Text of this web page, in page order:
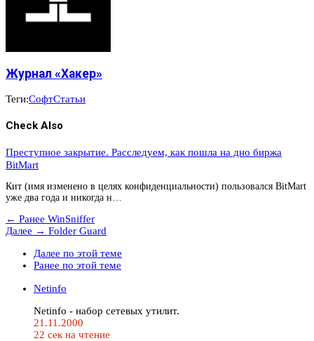
Журнал «Хакер»
Теги:СофтСтатьи
Check Also
Преступное закрытие. Расследуем, как пошла на дно биржа
BitMart
Кит (имя изменено в целях конфиденциальности) пользовался BitMart
уже два года и никогда н…
← Ранее WinSniffer
Далее → Folder Guard
Далее по этой теме
Ранее по этой теме
Netinfo
Netinfo - набор сетевых утилит.
21.11.2000
22 сек на чтение